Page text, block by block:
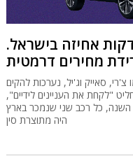
אחיזה בישראל.
מחירים דרמטית
סאייק וג'יל, נערכות להקים
"לקחת את העניינים לידיים",
השנה, כל רכב שני שנמכר בארץ
היה מתוצרת סין